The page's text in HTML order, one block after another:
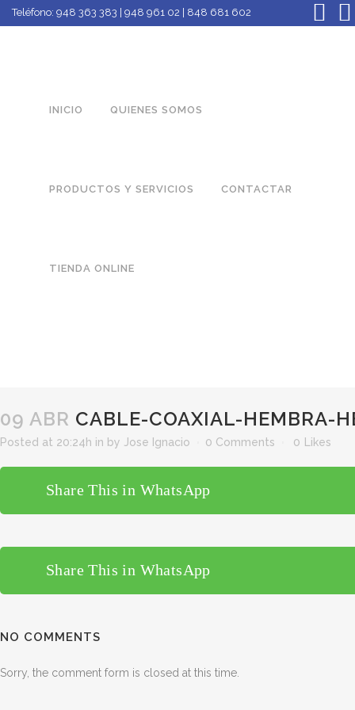
Teléfono: 948 363 383 | 948 961 02 | 848 681 602
INICIO QUIENES SOMOS
PRODUCTOS Y SERVICIOS CONTACTAR
TIENDA ONLINE
09 ABR CABLE-COAXIAL-HEMBRA-
Posted at 20:24h in by Jose Ignacio 0 Comments 0 Likes
Share This in WhatsApp
Share This in WhatsApp
NO COMMENTS
Sorry, the comment form is closed at this time.